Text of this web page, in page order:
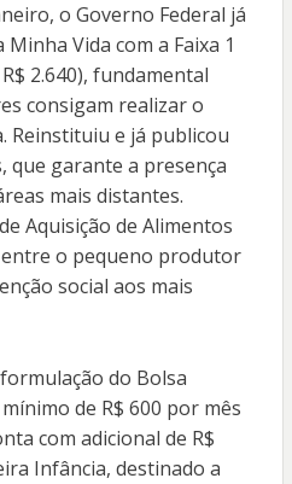
o Governo Federal já
Vida com a Faixa 1
2.640), fundamental
consigam realizar o
Reinstituiu e já publicou
que garante a presença
mais distantes.
Aquisição de Alimentos
entre o pequeno produtor
social aos mais
do Bolsa
de R$ 600 por mês
com adicional de R$
Infância, destinado a